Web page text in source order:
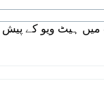
ہیٹ ویو کے پیش نظر تمام اسکول 7